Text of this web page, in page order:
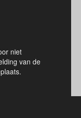
niet
van de